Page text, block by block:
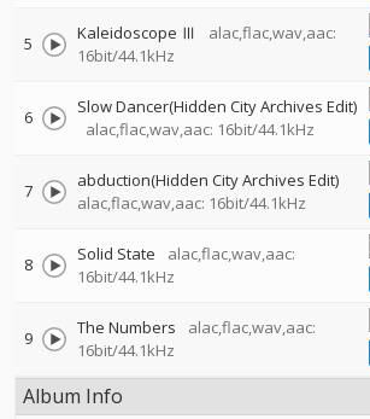
5 Kaleidoscope Ⅲ
alac,flac,wav,aac:
16bit/44.1kHz
6
Slow Dancer(Hidden City Archives Edit)
alac,flac,wav,aac: 16bit/44.1kHz
7
abduction(Hidden City Archives Edit)
alac,flac,wav,aac: 16bit/44.1kHz
8 Solid State
alac,flac,wav,aac:
16bit/44.1kHz
9 The Numbers
alac,flac,wav,aac:
16bit/44.1kHz
Album Info